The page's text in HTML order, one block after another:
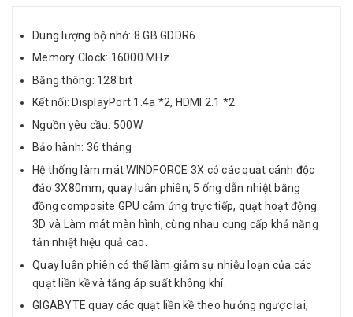
Dung lượng bộ nhớ: 8 GB GDDR6
Memory Clock: 16000 MHz
Băng thông: 128 bit
Kết nối: DisplayPort 1.4a *2, HDMI 2.1 *2
Nguồn yêu cầu: 500W
Bảo hành: 36 tháng
Hệ thống làm mát WINDFORCE 3X có các quạt cánh độc
đáo 3X80mm, quay luân phiên, 5 ống dẫn nhiệt bằng
đồng composite GPU cảm ứng trực tiếp, quạt hoạt động
3D và Làm mát màn hình, cùng nhau cung cấp khả năng
tản nhiệt hiệu quả cao.
Quay luân phiên có thể làm giảm sự nhiễu loạn của các
quạt liền kề và tăng áp suất không khí.
GIGABYTE quay các quạt liền kề theo hướng ngược lại,